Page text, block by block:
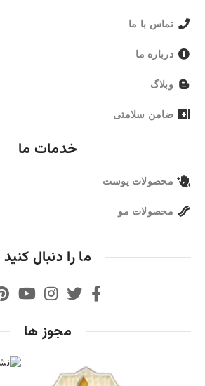
تماس با ما
درباره ما
وبلاگ
ضامن سلامتی
خدمات ما
محصولات پوست
محصولات مو
ما را دنبال کنید
مجوز ها